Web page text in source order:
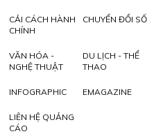
CẢI CÁCH HÀNH
CHÍNH
CHUYỂN ĐỔI SỐ
VĂN HÓA -
NGHỆ THUẬT
DU LỊCH - THỂ
THAO
INFOGRAPHIC EMAGAZINE
LIÊN HỆ QUẢNG
CÁO